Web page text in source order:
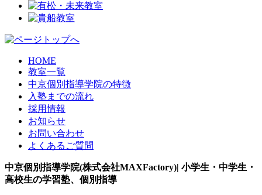
HOME
教室一覧
中京個別指導学院の特徴
入塾までの流れ
採用情報
お知らせ
お問い合わせ
よくあるご質問
中京個別指導学院(株式会社MAXFactory)| 小学生・中学生・
高校生の学習塾、個別指導